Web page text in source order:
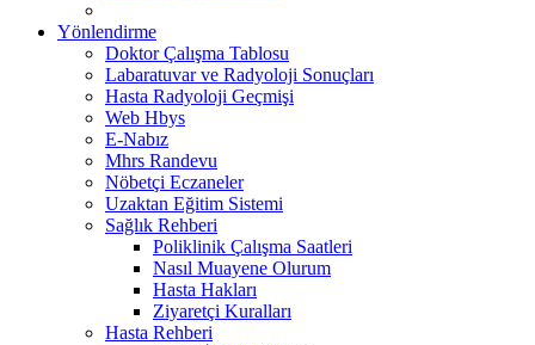
Yönlendirme
Doktor Çalışma Tablosu
Labaratuvar ve Radyoloji Sonuçları
Hasta Radyoloji Geçmişi
Web Hbys
E-Nabız
Mhrs Randevu
Nöbetçi Eczaneler
Uzaktan Eğitim Sistemi
Sağlık Rehberi
Poliklinik Çalışma Saatleri
Nasıl Muayene Olurum
Hasta Hakları
Ziyaretçi Kuralları
Hasta Rehberi